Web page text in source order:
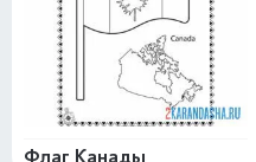
Флаг Канады